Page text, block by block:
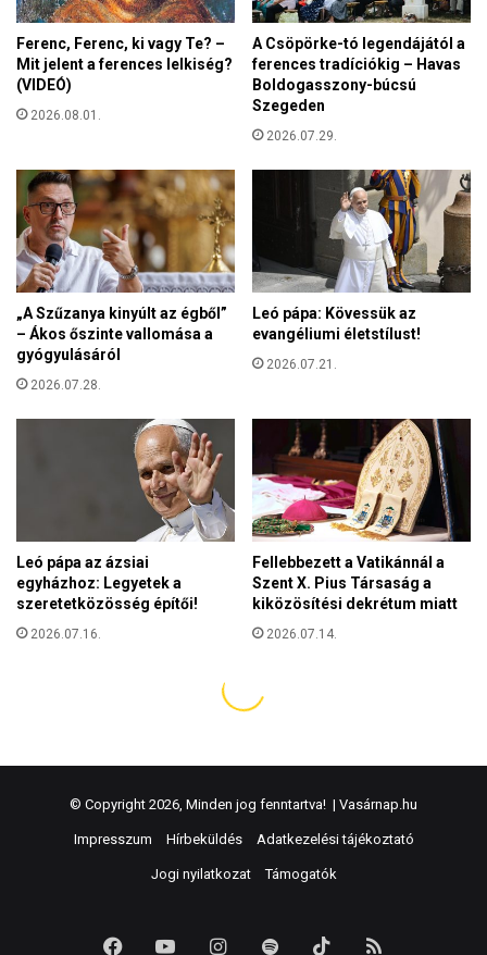
© Copyright 2026, Minden jog fenntartva! | Vasárnap.hu
Impresszum Hírbeküldés Adatkezelési tájékoztató
Jogi nyilatkozat Támogatók
FacebookYouTubeInstagram
Spotify TikTok